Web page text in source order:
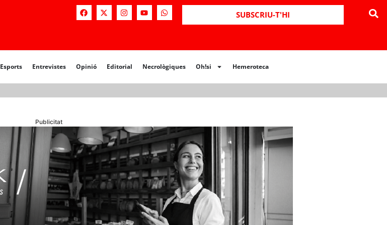
SUBSCRIU-T'HI
Esports Entrevistes Opinió Editorial Necrològiques Oh!si Hemeroteca
Publicitat